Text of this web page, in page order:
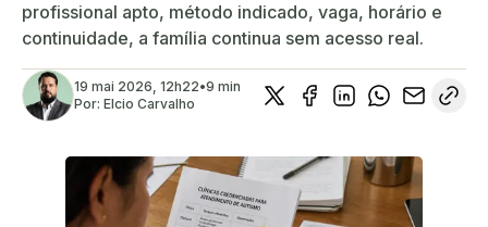
profissional apto, método indicado, vaga, horário e
continuidade, a família continua sem acesso real.
19 mai 2026, 12h22•9 min
Por: Elcio Carvalho